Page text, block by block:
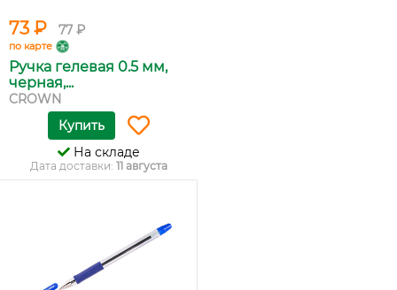
73 ₽ 77 ₽
по карте
Ручка гелевая 0.5 мм,
черная,...
CROWN
Купить
На складе
Дата доставки: 11 августа